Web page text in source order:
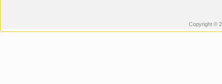
Copyright ©